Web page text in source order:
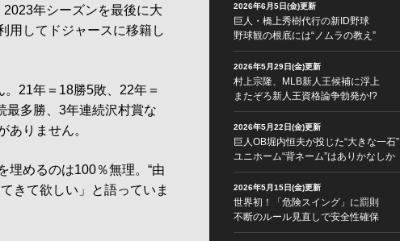
年シーズンを最後に大
用してドジャースに移籍し
21年＝18勝5敗、22年＝
最多勝、3年連続沢村賞な
ありません。
めるのは100％無理。“由
きて欲しい」と語っていま
2026年6月5日(金)更新
巨人・橋上秀樹代行の新ID野球
野球観の根底には“ノムラの教え”
2026年5月29日(金)更新
村上宗隆、MLB新人王候補に浮上
またぞろ新人王資格論争勃発か!?
2026年5月22日(金)更新
巨人OB堀内恒夫が投じた“大きな一石”
ユニホーム“背ネーム”はありかなしか
2026年5月15日(金)更新
世界初！「危険スイング」に罰則
不断のルール見直しで安全性確保